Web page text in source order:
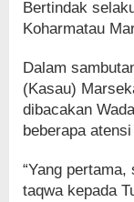
Bertindak
Koharmatau
Dalam
(Kasau)
dibacakan
beberapa
“Yang
taqwa kepada